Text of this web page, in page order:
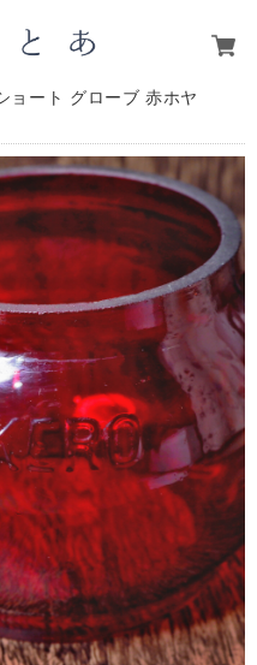
ョート グローブ 赤ホヤ